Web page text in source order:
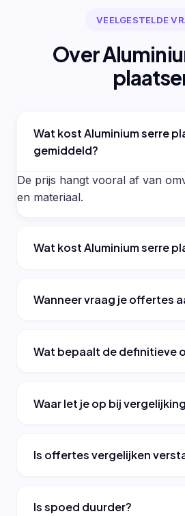
VEELGESTELDE
Over
Wat kost Aluminium serre
gemiddeld?
De prijs hangt vooral af van
en materiaal.
Wat kost Aluminium serre
Wanneer vraag je offertes
Wat bepaalt de definitieve
Waar let je op bij
Is offertes vergelijken
Is spoed duurder?